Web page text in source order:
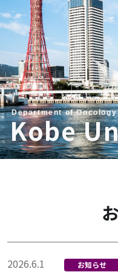
Department of
Kobe
2026.6.1 お知らせ